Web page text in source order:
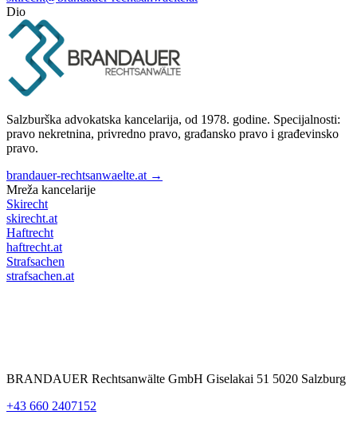
Dio
Salzburška advokatska kancelarija, od 1978. godine. Specijalnosti:
pravo nekretnina, privredno pravo, građansko pravo i građevinsko
pravo.
brandauer-rechtsanwaelte.at →
Mreža kancelarije
Skirecht
skirecht.at
Haftrecht
haftrecht.at
Strafsachen
strafsachen.at
BRANDAUER Rechtsanwälte GmbH Giselakai 51 5020 Salzburg
+43 660 2407152